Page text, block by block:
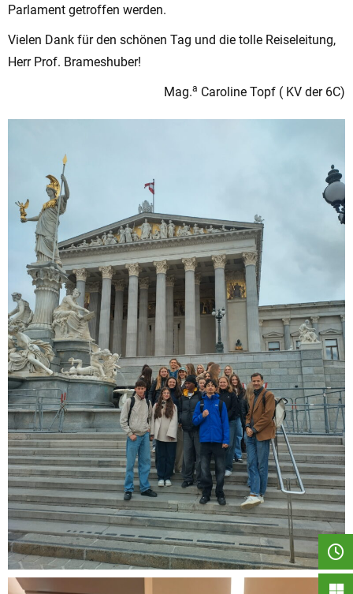
Parlament getroffen werden.
Vielen Dank für den schönen Tag und die tolle Reiseleitung,
Herr Prof. Brameshuber!
Mag.a Caroline Topf ( KV der 6C)